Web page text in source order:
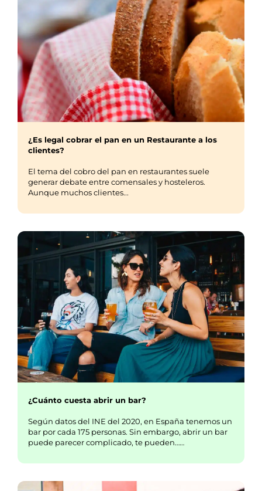
¿Es legal cobrar el pan en un Restaurante a los
clientes?
El tema del cobro del pan en restaurantes suele
generar debate entre comensales y hosteleros.
Aunque muchos clientes...
¿Cuánto cuesta abrir un bar?
Según datos del INE del 2020, en España tenemos un
bar por cada 175 personas. Sin embargo, abrir un bar
puede parecer complicado, te pueden……